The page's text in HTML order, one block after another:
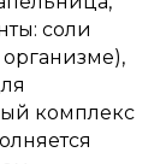
соли
комплекс